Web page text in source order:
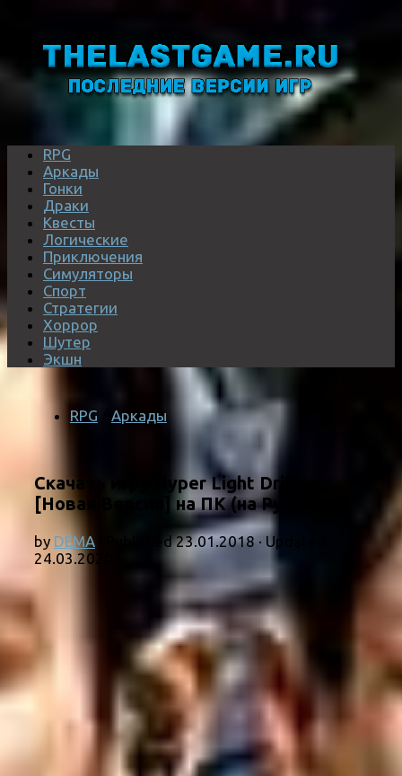
RPG
Аркады
Гонки
Драки
Квесты
Логические
Приключения
Симуляторы
Спорт
Стратегии
Хоррор
Шутер
Экшн
RPG Аркады
Скачать игру Hyper Light Drifter
[Новая Версия] на ПК (на Русском)
by DEMA · Published23.01.2018· Updated
24.03.2020